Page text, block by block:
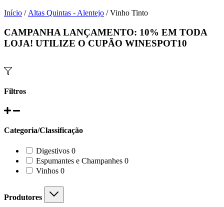
Início / Altas Quintas - Alentejo / Vinho Tinto
CAMPANHA LANÇAMENTO: 10% EM TODA
LOJA! UTILIZE O CUPÃO WINESPOT10
Filtros
Categoria/Classificação
Digestivos 00
products
Espumantes e Champanhes 00
Vinhos 00
Produtores